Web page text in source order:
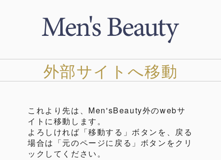
外部サイトへ移動
これより先は、Men'sBeauty外のwebサ
イトに移動します。
よろしければ「移動する」ボタンを、戻る
場合は「元のページに戻る」ボタンをクリ
ックしてください。